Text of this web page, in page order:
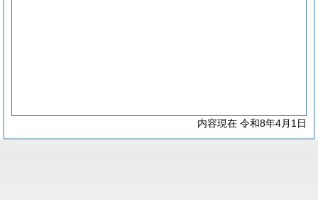
内容現在 令和8年4月1日